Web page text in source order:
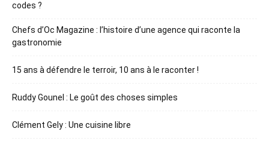
codes ?
Chefs d’Oc Magazine : l’histoire d’une agence qui raconte la
gastronomie
15 ans à défendre le terroir, 10 ans à le raconter !
Ruddy Gounel : Le goût des choses simples
Clément Gely : Une cuisine libre